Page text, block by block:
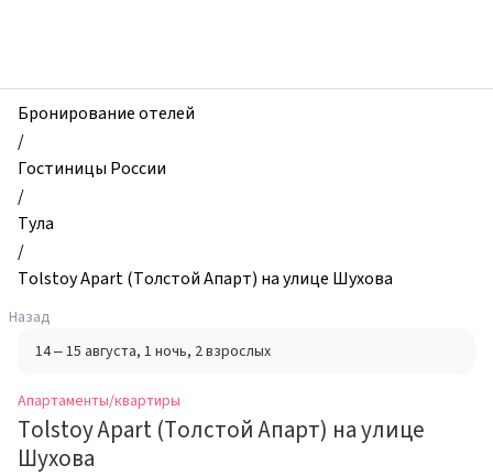
и
квартиры,
Tolstoy
Apart
(Толстой
Апарт)
на
улице
Шухова,
Тула,
Россия
Бронирование отелей
/
Гостиницы России
/
Тула
/
Tolstoy Apart (Толстой Апарт) на улице Шухова
Назад
14 – 15 августа, 1 ночь, 2 взрослых
Апартаменты/квартиры
Tolstoy Apart (Толстой Апарт) на улице
Шухова